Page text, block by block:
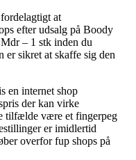
at
efter udsalg på Boody
– 1 stk inden du
er sikret at skaffe sig den
en internet shop
der kan virke
tilfælde være et fingerpeg
er imidlertid
overfor fup shops på